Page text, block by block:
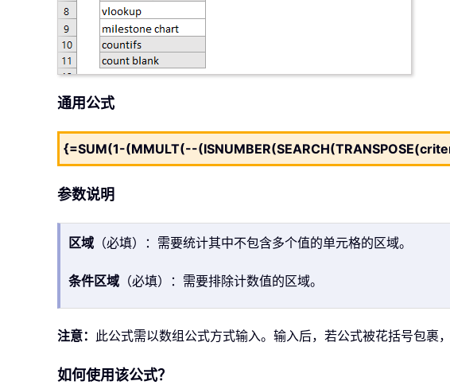
通用公式
{=SUM(1-(MMULT(--
参数说明
区域 （必填）：需要统计其中不包含多个值的单元格的区域。
条件区域 （必填）：需要排除计数值的区域。
注意： 此公式需以数组公式方式输入。输入后，若公式被花括号包裹
如何使用该公式？